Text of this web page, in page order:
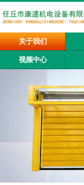
关于我们
视频中心